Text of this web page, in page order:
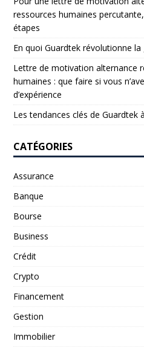
ressources humaines
étapes
En quoi Guardtek révolutionne
Lettre de motivation alternance
humaines : que faire si vous
d’expérience
Les tendances clés de Guardtek
CATÉGORIES
Assurance
Banque
Bourse
Business
Crédit
Crypto
Financement
Gestion
Immobilier